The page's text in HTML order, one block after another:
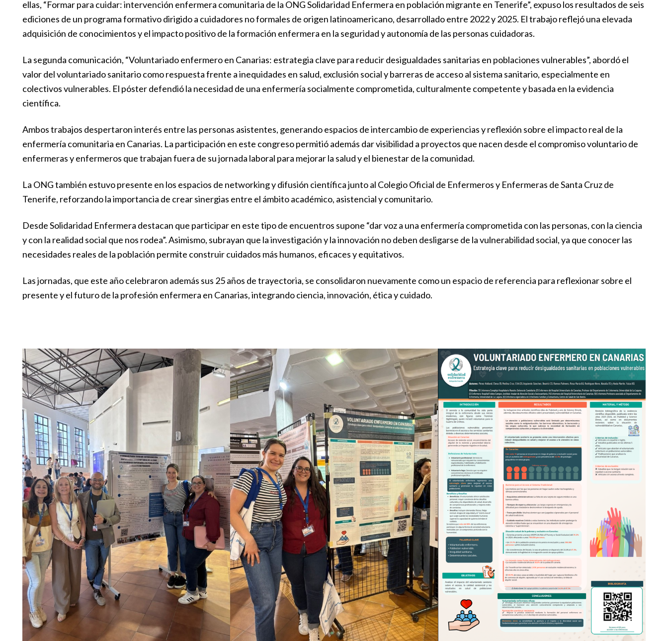
ellas, “Formar para cuidar: intervención enfermera comunitaria de la ONG Solidaridad Enfermera en población migrante en Tenerife”, expuso los resultados de seis
ediciones de un programa formativo dirigido a cuidadores no formales de origen latinoamericano, desarrollado entre 2022 y 2025. El trabajo reflejó una elevada
adquisición de conocimientos y el impacto positivo de la formación enfermera en la seguridad y autonomía de las personas cuidadoras.
La segunda comunicación, “Voluntariado enfermero en Canarias: estrategia clave para reducir desigualdades sanitarias en poblaciones vulnerables”, abordó el
valor del voluntariado sanitario como respuesta frente a inequidades en salud, exclusión social y barreras de acceso al sistema sanitario, especialmente en
colectivos vulnerables. El póster defendió la necesidad de una enfermería socialmente comprometida, culturalmente competente y basada en la evidencia
científica.
Ambos trabajos despertaron interés entre las personas asistentes, generando espacios de intercambio de experiencias y reflexión sobre el impacto real de la
enfermería comunitaria en Canarias. La participación en este congreso permitió además dar visibilidad a proyectos que nacen desde el compromiso voluntario de
enfermeras y enfermeros que trabajan fuera de su jornada laboral para mejorar la salud y el bienestar de la comunidad.
La ONG también estuvo presente en los espacios de networking y difusión científica junto al Colegio Oficial de Enfermeros y Enfermeras de Santa Cruz de
Tenerife, reforzando la importancia de crear sinergias entre el ámbito académico, asistencial y comunitario.
Desde Solidaridad Enfermera destacan que participar en este tipo de encuentros supone “dar voz a una enfermería comprometida con las personas, con la ciencia
y con la realidad social que nos rodea”. Asimismo, subrayan que la investigación y la innovación no deben desligarse de la vulnerabilidad social, ya que conocer las
necesidades reales de la población permite construir cuidados más humanos, eficaces y equitativos.
Las jornadas, que este año celebraron además sus 25 años de trayectoria, se consolidaron nuevamente como un espacio de referencia para reflexionar sobre el
presente y el futuro de la profesión enfermera en Canarias, integrando ciencia, innovación, ética y cuidado.